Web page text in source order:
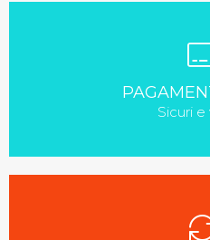
Sicuri